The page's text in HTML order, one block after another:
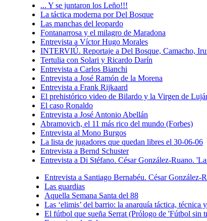
... Y se juntaron los Leño!!!
La táctica moderna por Del Bosque
Las manchas del leopardo
Fontanarrosa y el milagro de Maradona
Entrevista a Víctor Hugo Morales
INTERVIÚ. Reportaje a Del Bosque, Camacho,
Tertulia con Solari y Ricardo Darín
Entrevista a Carlos Bianchi
Entrevista a José Ramón de la Morena
Entrevista a Frank Rijkaard
El prehistórico video de Bilardo y la Virgen de
El caso Ronaldo
Entrevista a José Antonio Abellán
Abramovich, el 11 más rico del mundo (Forbes)
Entrevista al Mono Burgos
La lista de jugadores que quedan libres el 30-06-06
Entrevista a Bernd Schuster
Entrevista a Di Stéfano. César González-Ruano.
Entrevista a Santiago Bernabéu. César González-
Las guardias
Aquella Semana Santa del 88
Las ‘elimis’ del barrio: la anarquía táctica,
El fútbol que sueña Serrat (Prólogo de 'Fútbol sin